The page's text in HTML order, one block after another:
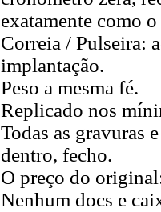
exatamente como
Correia / Pulseira:
implantação.
Peso a mesma fé.
Replicado nos
Todas as gravuras
dentro, fecho.
O preço do
Nenhum docs e